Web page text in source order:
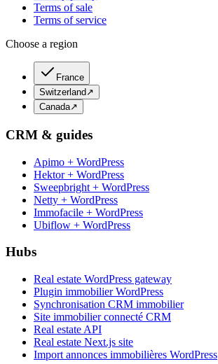
Terms of sale
Terms of service
Choose a region
France
Switzerland ↗
Canada↗
CRM & guides
Apimo + WordPress
Hektor + WordPress
Sweepbright + WordPress
Netty + WordPress
Immofacile + WordPress
Ubiflow + WordPress
Hubs
Real estate WordPress gateway
Plugin immobilier WordPress
Synchronisation CRM immobilier
Site immobilier connecté CRM
Real estate API
Real estate Next.js site
Import annonces immobilières WordPress